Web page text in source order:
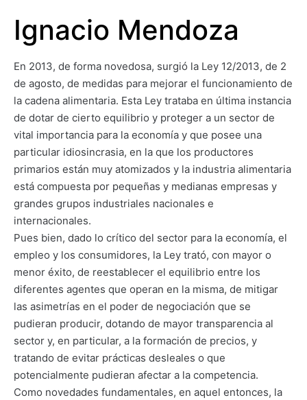
Ignacio Mendoza
En 2013, de forma novedosa, surgió la Ley 12/2013, de 2
de agosto, de medidas para mejorar el funcionamiento de
la cadena alimentaria. Esta Ley trataba en última instancia
de dotar de cierto equilibrio y proteger a un sector de
vital importancia para la economía y que posee una
particular idiosincrasia, en la que los productores
primarios están muy atomizados y la industria alimentaria
está compuesta por pequeñas y medianas empresas y
grandes grupos industriales nacionales e
internacionales.
Pues bien, dado lo crítico del sector para la economía, el
empleo y los consumidores, la Ley trató, con mayor o
menor éxito, de reestablecer el equilibrio entre los
diferentes agentes que operan en la misma, de mitigar
las asimetrías en el poder de negociación que se
pudieran producir, dotando de mayor transparencia al
sector y, en particular, a la formación de precios, y
tratando de evitar prácticas desleales o que
potencialmente pudieran afectar a la competencia.
Como novedades fundamentales, en aquel entonces, la